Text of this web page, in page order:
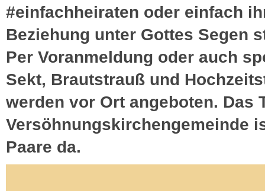
#einfachheiraten oder einfach
Beziehung unter Gottes Segen
Per Voranmeldung oder auch
Sekt, Brautstrauß und
werden vor Ort angeboten. Das
Versöhnungskirchengemeinde
Paare da.